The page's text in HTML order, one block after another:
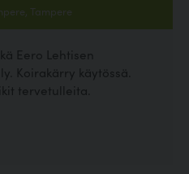
Tampere
Eero Lehtisen
Koirakärry käytössä.
tervetulleita.